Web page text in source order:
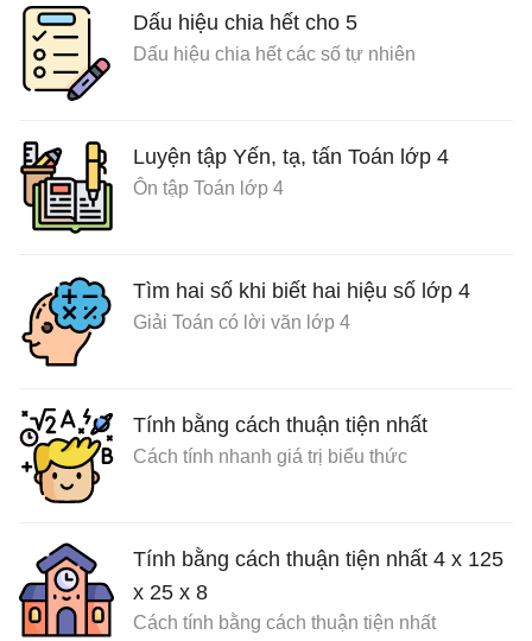
Dấu hiệu chia hết cho 5
Dấu hiệu chia hết các số tự nhiên
Luyện tập Yến, tạ, tấn Toán lớp 4
Ôn tập Toán lớp 4
Tìm hai số khi biết hai hiệu số lớp 4
Giải Toán có lời văn lớp 4
Tính bằng cách thuận tiện nhất
Cách tính nhanh giá trị biểu thức
Tính bằng cách thuận tiện nhất 4 x 125
x 25 x 8
Cách tính bằng cách thuận tiện nhất